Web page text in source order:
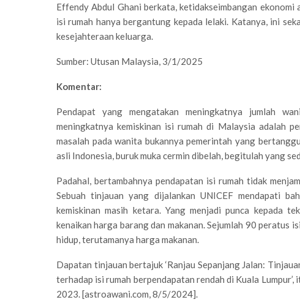
Effendy Abdul Ghani berkata, ketidakseimbangan
isi rumah hanya bergantung kepada lelaki. Katanya, ini
kesejahteraan keluarga.
Sumber: Utusan Malaysia, 3/1/2025
Komentar:
Pendapat yang mengatakan meningkatnya jumlah
meningkatnya kemiskinan isi rumah di Malaysia adalah
masalah pada wanita bukannya pemerintah yang
asli Indonesia, buruk muka cermin dibelah, begitulah yang
Padahal, bertambahnya pendapatan isi rumah tidak
Sebuah tinjauan yang dijalankan UNICEF mendapati
kemiskinan masih ketara. Yang menjadi punca kepada
kenaikan harga barang dan makanan. Sejumlah 90 peratus
hidup, terutamanya harga makanan.
Dapatan tinjauan bertajuk ‘Ranjau Sepanjang Jalan:
terhadap isi rumah berpendapatan rendah di Kuala
2023. [astroawani.com, 8/5/2024].